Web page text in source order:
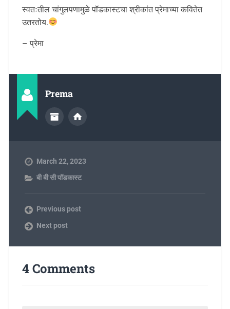
स्वतःतील चांगुलपणामुळे पॉडकास्टचा श्रीकांत प्रेमाच्या कवितेत
उतरतोय.
– प्रेमा
Prema
March 22, 2023
बी बी सी पॉडकास्ट
Previous post
Next post
4 Comments